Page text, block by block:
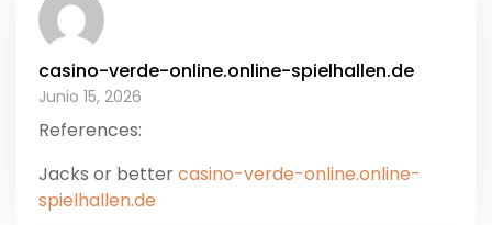
casino-verde-online.online-spielhallen.de
Junio 15, 2026
References:
Jacks or bettercasino-verde-online.online-
spielhallen.de